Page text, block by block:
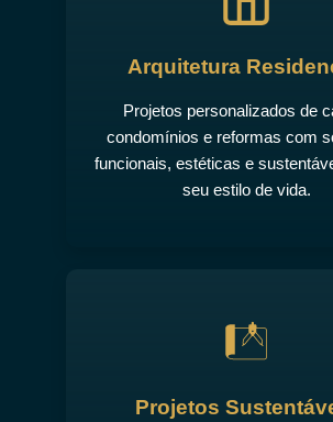
Arquitetura
Projetos personalizados de
condomínios e reformas com
funcionais, estéticas e
seu estilo de vida.
Projetos